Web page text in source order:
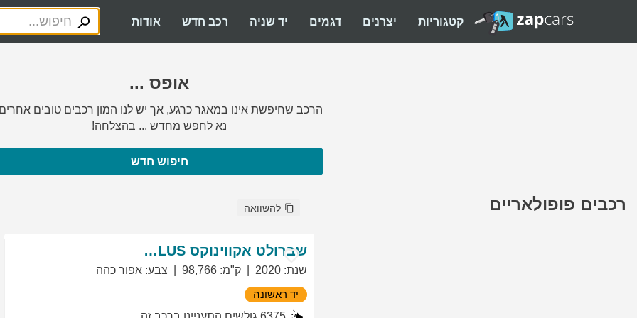
קטגוריות יצרנים דגמים יד שניה רכב חדש אודות
אופס ...
הרכב שחיפשת אינו במאגר כרגע, אך יש לנו המון רכבים טובים
נא לחפש מחדש ... בהצלחה!
חיפוש חדש
רכבים פופולאריים להשוואה
שברולט אקווינוקס LT PLUS
שנת:
2020 ק"מ:
98,766 צבע: אפור כהה
יד ראשונה